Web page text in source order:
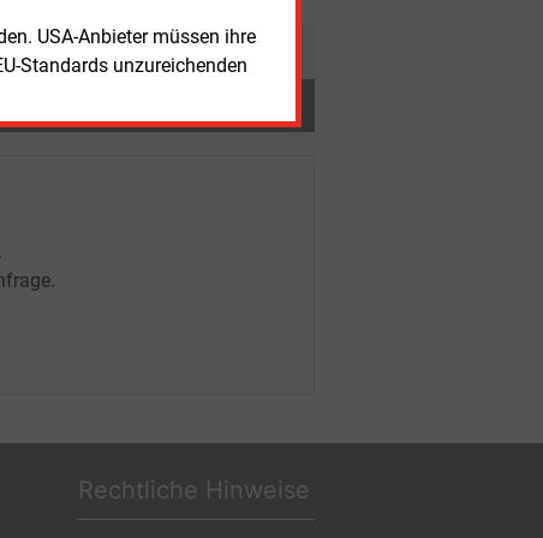
USA-Anbieter müssen ihre
Standards unzureichenden
Rechtliche Hinweise